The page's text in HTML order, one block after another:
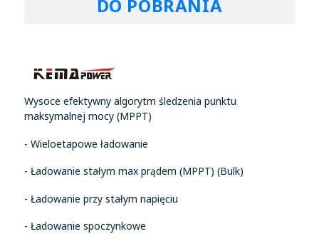
DO POBRANIA
Wysoce efektywny algorytm śledzenia punktu
maksymalnej mocy (MPPT)
- Wieloetapowe ładowanie
- Ładowanie stałym max prądem (MPPT) (Bulk)
- Ładowanie przy stałym napięciu
- Ładowanie spoczynkowe